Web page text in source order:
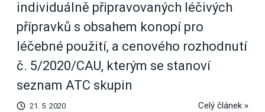
individuálně připravovaných léčivých
přípravků s obsahem konopí pro
léčebné použití, a cenového rozhodnutí
č. 5/2020/CAU, kterým se stanoví
seznam ATC skupin
21. 5. 2020 Celý článek »